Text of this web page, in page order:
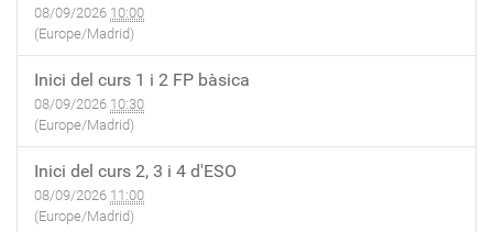
08/09/2026 10:00
(Europe/Madrid)
Inici del curs 1 i 2 FP bàsica
08/09/2026 10:30
(Europe/Madrid)
Inici del curs 2, 3 i 4 d'ESO
08/09/2026 11:00
(Europe/Madrid)